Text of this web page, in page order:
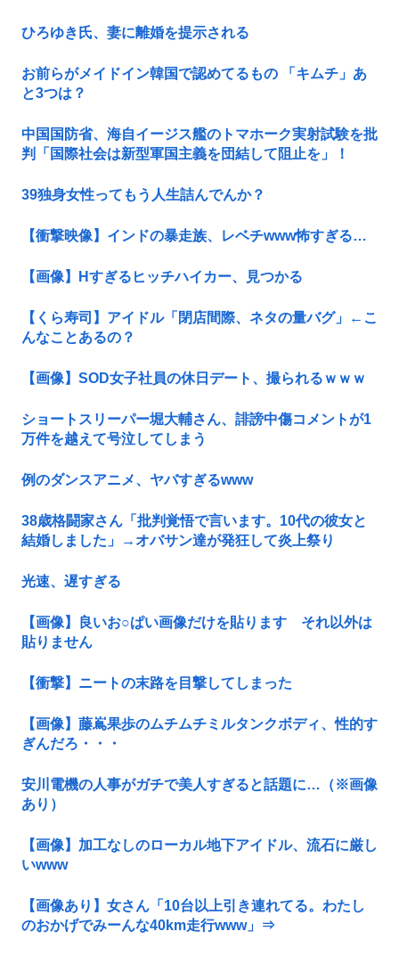
ひろゆき氏、妻に離婚を提示される
お前らがメイドイン韓国で認めてるもの 「キムチ」あ
と3つは？
中国国防省、海自イージス艦のトマホーク実射試験を批
判「国際社会は新型軍国主義を団結して阻止を」！
39独身女性ってもう人生詰んでんか？
【衝撃映像】インドの暴走族、レベチwww怖すぎる…
【画像】Hすぎるヒッチハイカー、見つかる
【くら寿司】アイドル「閉店間際、ネタの量バグ」←こ
んなことあるの？
【画像】SOD女子社員の休日デート、撮られるｗｗｗ
ショートスリーパー堀大輔さん、誹謗中傷コメントが1
万件を越えて号泣してしまう
例のダンスアニメ、ヤバすぎるwww
38歳格闘家さん「批判覚悟で言います。10代の彼女と
結婚しました」→オバサン達が発狂して炎上祭り
光速、遅すぎる
【画像】良いお○ぱい画像だけを貼ります それ以外は
貼りません
【衝撃】ニートの末路を目撃してしまった
【画像】藤嶌果歩のムチムチミルタンクボディ、性的す
ぎんだろ・・・
安川電機の人事がガチで美人すぎると話題に…（※画像
あり）
【画像】加工なしのローカル地下アイドル、流石に厳し
いwww
【画像あり】女さん「10台以上引き連れてる。わたし
のおかげでみーんな40km走行www」⇒